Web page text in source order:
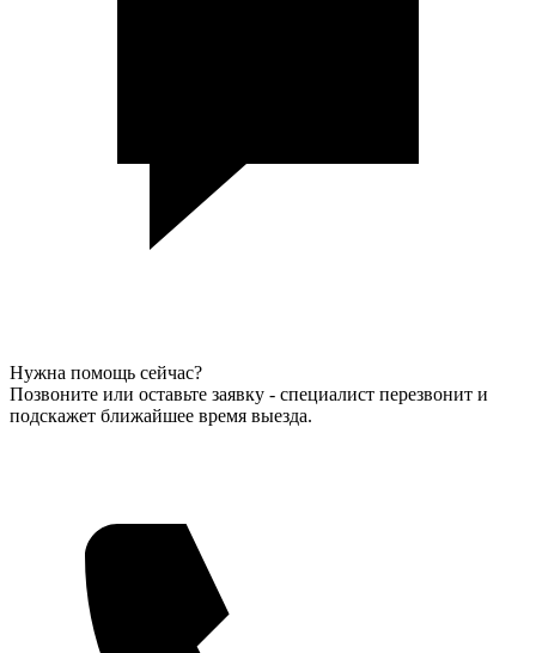
Нужна помощь сейчас?
Позвоните или оставьте заявку - специалист перезвонит и
подскажет ближайшее время выезда.